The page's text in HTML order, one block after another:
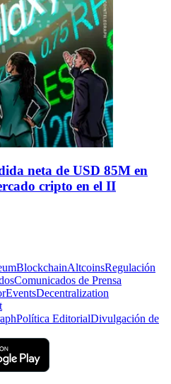
neta de USD 85M en
cripto en el II
BlockchainAltcoinsRegulación
Comunicados de Prensa
EventsDecentralization
Política EditorialDivulgación de